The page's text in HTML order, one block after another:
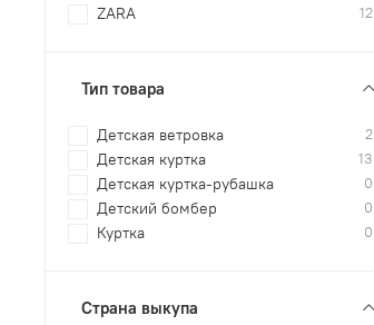
ZARA 12
Тип товара
Детская ветровка 2
Детская куртка 13
Детская куртка-рубашка 0
Детский бомбер 0
Куртка 0
Страна выкупа